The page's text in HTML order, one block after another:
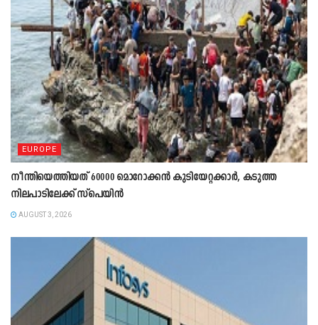
EUROPE
നീന്തിയെത്തിയത് 60000 മൊറോക്കൻ കുടിയേറ്റക്കാർ, കടുത്ത
നിലപാടിലേക്ക് സ്പെയിൻ
AUGUST 3, 2026